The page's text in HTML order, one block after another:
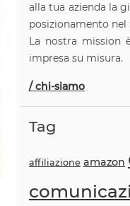
alla tua azienda la
posizionamento nel
La nostra mission
impresa su misura.
/ chi-siamo
Tag
affiliazione amazon